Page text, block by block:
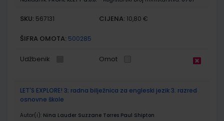
SKU: 567131 CIJENA: 10,80 €
ŠIFRA OMOTA: 500285
Udžbenik Omot
LET'S EXPLORE! 3; radna bilježnica za engleski jezik 3. razred
osnovne škole
Autor(i): Nina Lauder Suzzane Torres Paul Shipton